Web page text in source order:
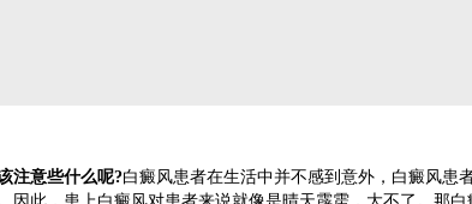
注意些什么呢?白癜风患者在生活中并不感到意外，白癜风患